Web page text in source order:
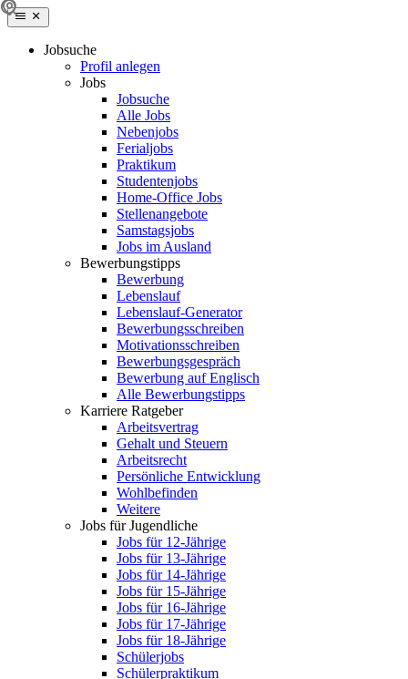
Jobsuche
Profil anlegen
Jobs
Jobsuche
Alle Jobs
Nebenjobs
Ferialjobs
Praktikum
Studentenjobs
Home-Office Jobs
Stellenangebote
Samstagsjobs
Jobs im Ausland
Bewerbungstipps
Bewerbung
Lebenslauf
Lebenslauf-Generator
Bewerbungsschreiben
Motivationsschreiben
Bewerbungsgespräch
Bewerbung auf Englisch
Alle Bewerbungstipps
Karriere Ratgeber
Arbeitsvertrag
Gehalt und Steuern
Arbeitsrecht
Persönliche Entwicklung
Wohlbefinden
Weitere
Jobs für Jugendliche
Jobs für 12-Jährige
Jobs für 13-Jährige
Jobs für 14-Jährige
Jobs für 15-Jährige
Jobs für 16-Jährige
Jobs für 17-Jährige
Jobs für 18-Jährige
Schülerjobs
Schülerpraktikum